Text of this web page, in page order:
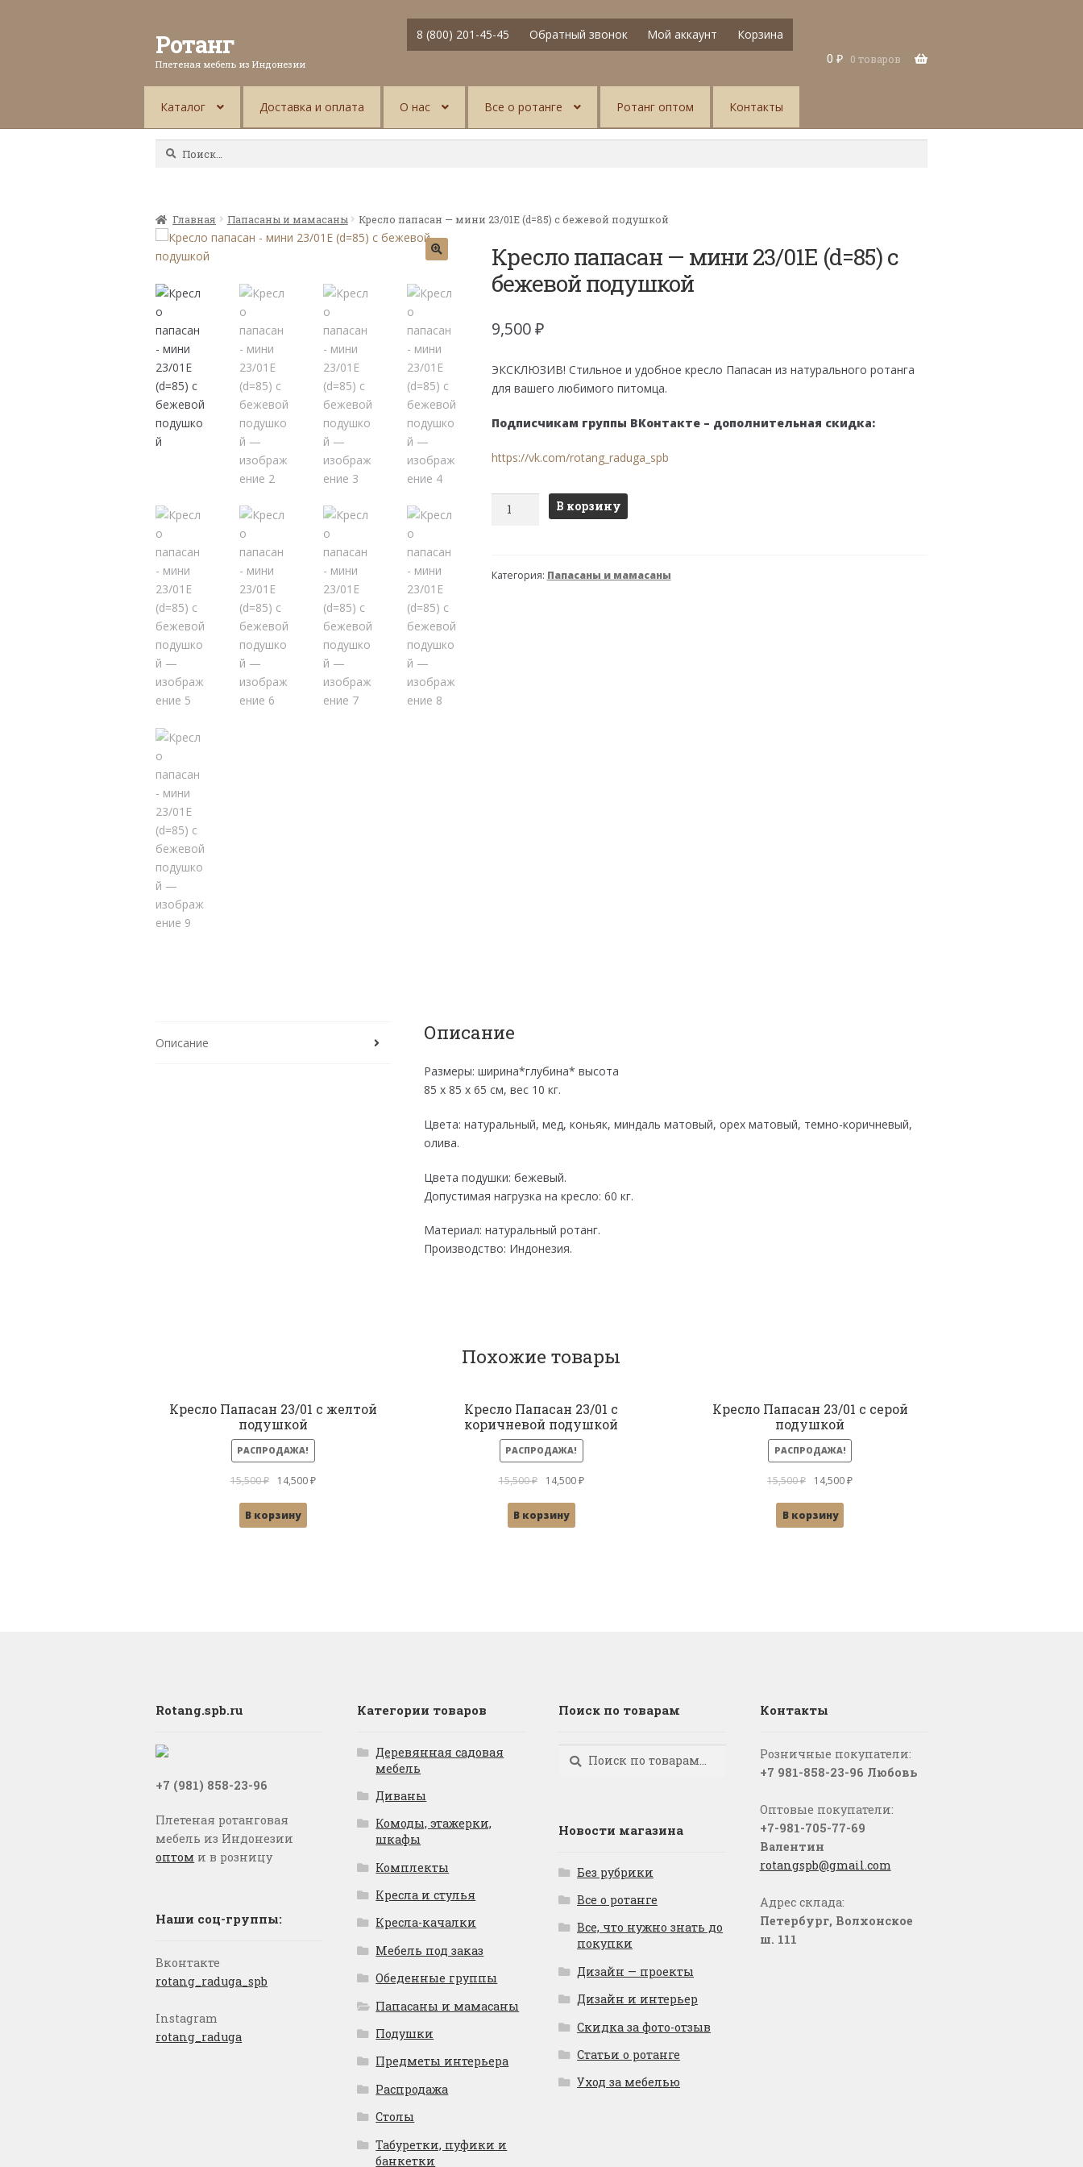
Ротанг
Плетеная мебель из Индонезии
8 (800) 201-45-45 Обратный звонок Мой аккаунт
Корзина
0 ₽ 0 товаров
Каталог Доставка и оплата О нас Все о ротанге Ротанг оптом Контакты
Найти:
Главная Папасаны и мамасаны Кресло папасан — мини 23/01Е (d=85) с бежевой подушкой
Кресло папасан — мини 23/01Е (d=85) с
бежевой подушкой
9,500₽
ЭКСКЛЮЗИВ! Стильное и удобное кресло Папасан из натурального ротанга
для вашего любимого питомца.
Подписчикам группы ВКонтакте – дополнительная скидка:
https://vk.com/rotang_raduga_spb
Количество
-
В корзину
Категория: Папасаны и мамасаны
Описание Описание
Размеры: ширина*глубина* высота
85 x 85 x 65 см, вес 10 кг.
Цвета: натуральный, мед, коньяк, миндаль матовый, орех матовый, темно-коричневый,
олива.
Цвета подушки: бежевый.
Допустимая нагрузка на кресло: 60 кг.
Материал: натуральный ротанг.
Производство: Индонезия.
Похожие товары
Кресло Папасан 23/01 с желтой
подушкой
РАСПРОДАЖА!
15,500₽
Первоначальная
составляла
14,500₽Текущая
В корзину
Кресло Папасан 23/01 с
коричневой подушкой
РАСПРОДАЖА!
15,500₽
Первоначальная
составляла
14,500₽Текущая
В корзину
Кресло Папасан 23/01 с серой
подушкой
РАСПРОДАЖА!
15,500₽
Первоначальная
составляла
14,500₽Текущая
В корзину
Rotang.spb.ru
+7 (981) 858-23-96
Плетеная ротанговая
мебель из Индонезии
оптом и в розницу
Наши соц-группы:
Вконтакте
rotang_raduga_spb
Instagram
rotang_raduga
Категории товаров
Деревянная садовая
мебель
Диваны
Комоды, этажерки,
шкафы
Комплекты
Кресла и стулья
Кресла-качалки
Мебель под заказ
Обеденные группы
Папасаны и мамасаны
Подушки
Предметы интерьера
Распродажа
Столы
Табуретки, пуфики и
банкетки
Поиск по товарам
Искать:
Поиск
Новости магазина
Без рубрики
Все о ротанге
Все, что нужно знать до
покупки
Дизайн — проекты
Дизайн и интерьер
Скидка за фото-отзыв
Статьи о ротанге
Уход за мебелью
Контакты
Розничные покупатели:
+7 981-858-23-96 Любовь
Оптовые покупатели:
+7-981-705-77-69
Валентин
rotangspb@gmail.com
Адрес склада:
Петербург, Волхонское
ш. 111